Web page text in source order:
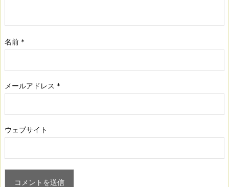
名前 *
メールアドレス *
ウェブサイト